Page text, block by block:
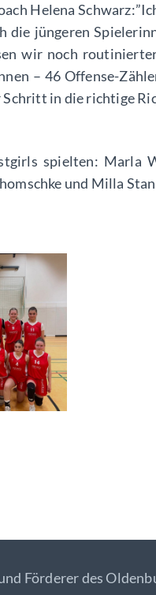
Helena
die jüngeren
wir noch
– 46 Offense-
in die richtige
spielten: Marla
und Milla
Förderer des